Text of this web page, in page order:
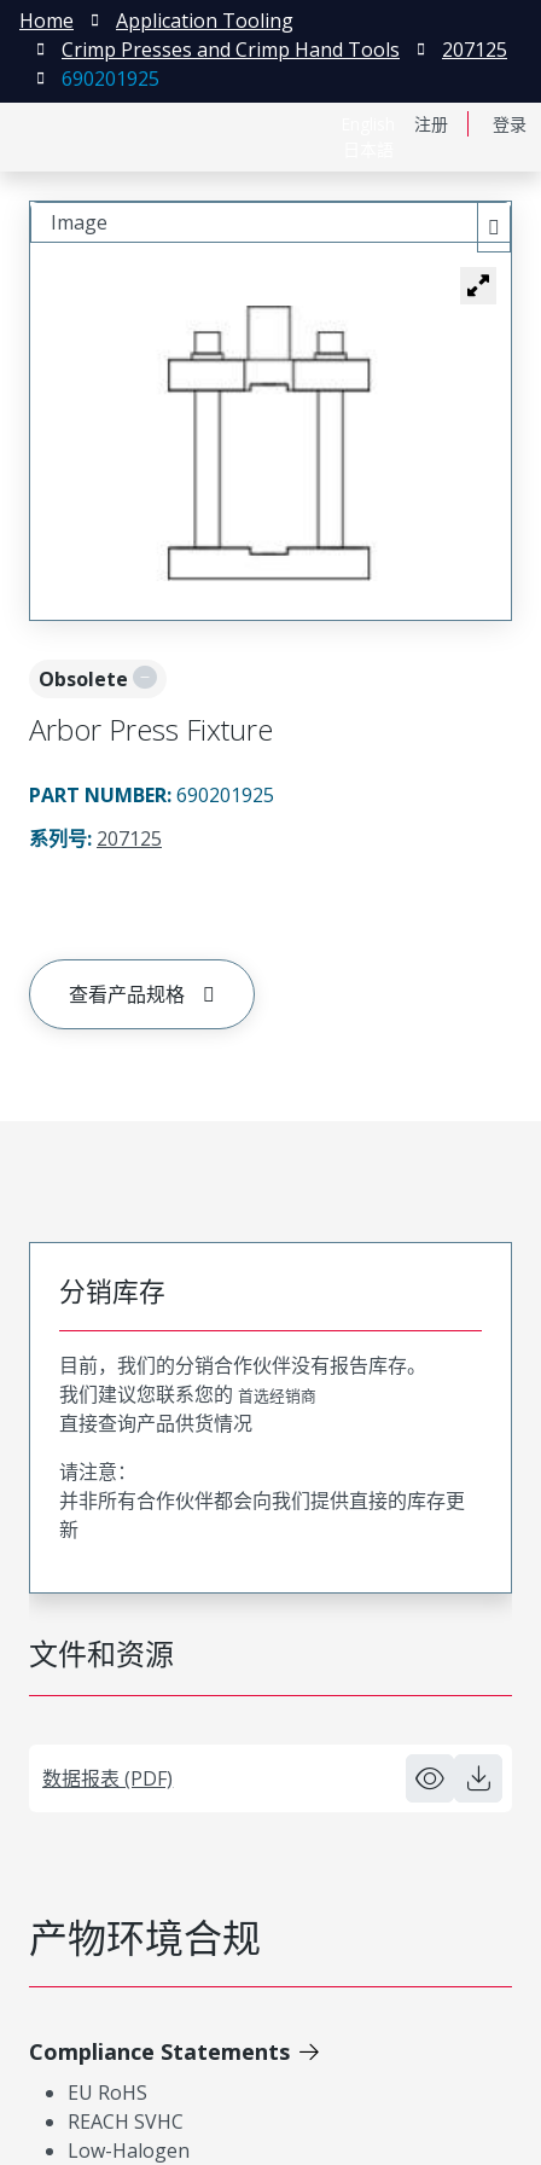
注册 登录
Home
Application Tooling
Crimp Presses and Crimp Hand Tools
207125
690201925
Obsolete
Arbor Press Fixture
PART NUMBER:690201925
系列号: 207125
查看产品规格
Image
文件和资源
数据报表 (PDF)
分销库存
目前，我们的分销合作伙伴没有报告库存。
我们建议您联系您的 首选经销商
直接查询产品供货情况
请注意：
并非所有合作伙伴都会向我们提供直接的库存更
新
产物环境合规
Compliance Statements
EU RoHS
REACH SVHC
Low-Halogen